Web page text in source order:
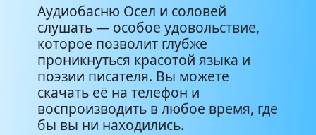
Аудиобасню Осел и соловей
слушать — особое удовольствие,
которое позволит глубже
проникнуться красотой языка и
поэзии писателя. Вы можете
скачать её на телефон и
воспроизводить в любое время, где
бы вы ни находились.